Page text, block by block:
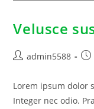
Velusce
admin5588
Lorem ipsum dolor
Integer nec odio.